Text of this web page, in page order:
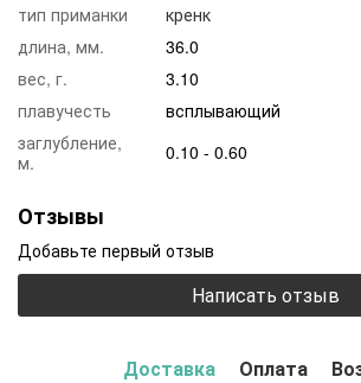
тип приманки
кренк
длина, мм.
36.0
вес, г.
3.10
плавучесть
всплывающий
заглубление,
м.
0.10 - 0.60
Отзывы
Добавьте первый отзыв
Написать отзыв
Доставка Оплата